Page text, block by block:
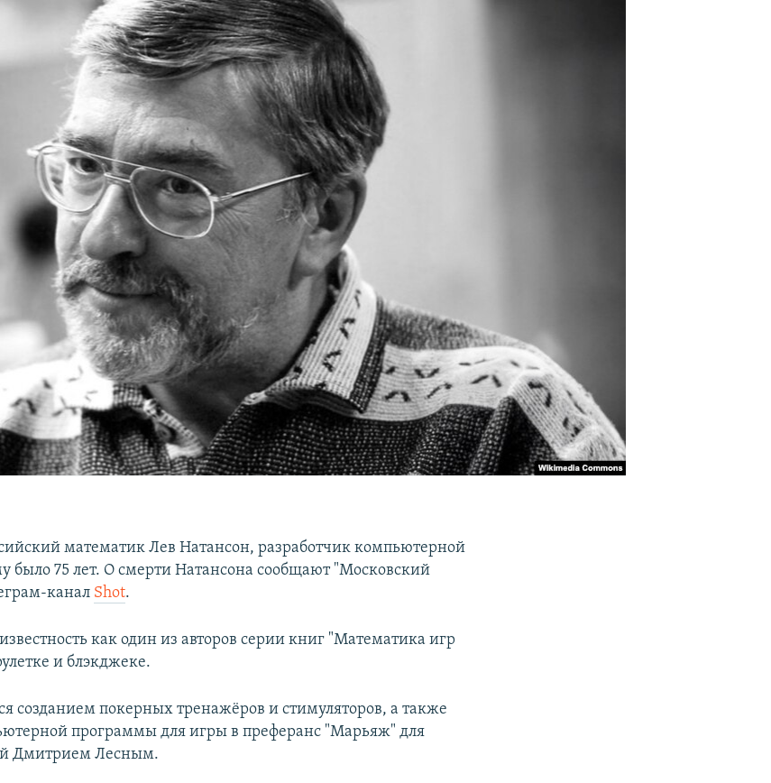
математик Лев Натансон, разработчик компьютерной
75 лет. О смерти Натансона сообщают "Московский
канал Shot.
как один из авторов серии книг "Математика игр
и блэкджеке.
созданием покерных тренажёров и стимуляторов, а также
программы для игры в преферанс "Марьяж" для
Дмитрием Лесным.